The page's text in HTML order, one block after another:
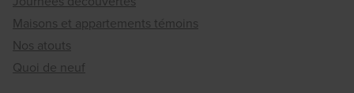
Maisons et appartements témoins
Nos atouts
Quoi de neuf